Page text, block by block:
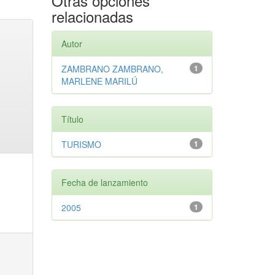
relacionadas
Autor
1
ZAMBRANO ZAMBRANO,
MARLENE MARILÚ
Título
1
TURISMO
Fecha de lanzamiento
1
2005